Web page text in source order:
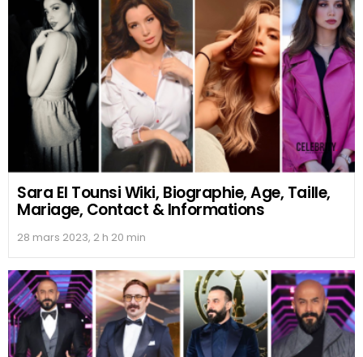
Sara El Tounsi Wiki, Biographie, Age, Taille,
Mariage, Contact & Informations
28 mars 2023, 2 h 20 min